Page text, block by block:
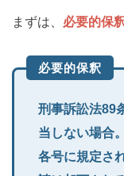
まずは、 必要的保
必要的保釈
刑事訴訟法89
当しない場合。
各号に規定さ